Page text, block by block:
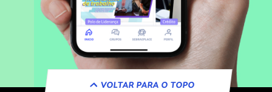
VOLTAR PARA O TOPO